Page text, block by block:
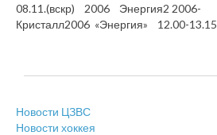
08.11.(вскр) 2006 Энергия2 2006-
Кристалл2006 «Энергия» 12.00-13.15
Новости ЦЗВС
Новости хоккея